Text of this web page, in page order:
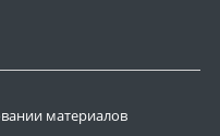
материалов